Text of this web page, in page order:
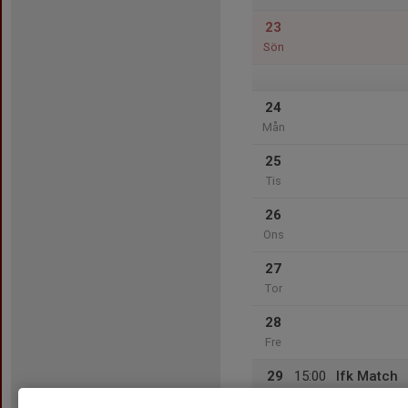
23
Sön
24
Mån
25
Tis
26
Ons
27
Tor
28
Fre
29
15:00
Ifk Match